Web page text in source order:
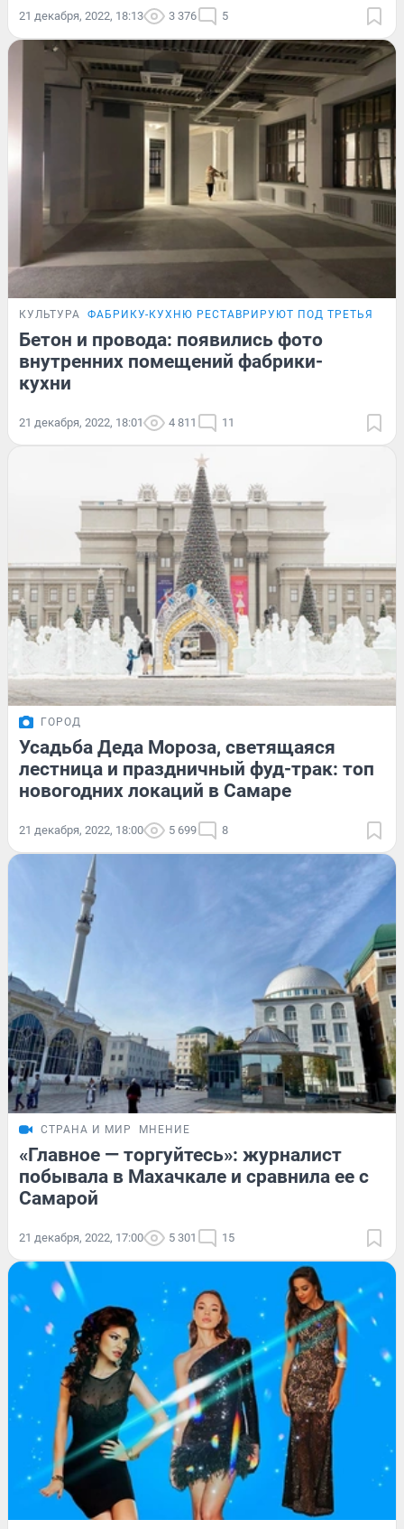
21 декабря, 2022, 18:13 3 376 5
КУЛЬТУРА ФАБРИКУ-КУХНЮ РЕСТАВРИРУЮТ ПОД
Бетон и провода: появились фото
внутренних помещений фабрики-
кухни
21 декабря, 2022, 18:01 4 811 11
ГОРОД
Усадьба Деда Мороза, светящаяся
лестница и праздничный фуд-трак: топ
новогодних локаций в Самаре
21 декабря, 2022, 18:00 5 699 8
СТРАНА И МИР МНЕНИЕ
«Главное — торгуйтесь»: журналист
побывала в Махачкале и сравнила ее с
Самарой
21 декабря, 2022, 17:00 5 301 15